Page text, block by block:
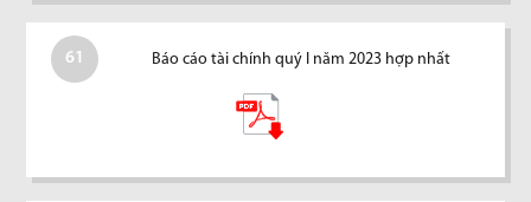
61 Báo cáo tài chính quý I năm 2023 hợp nhất